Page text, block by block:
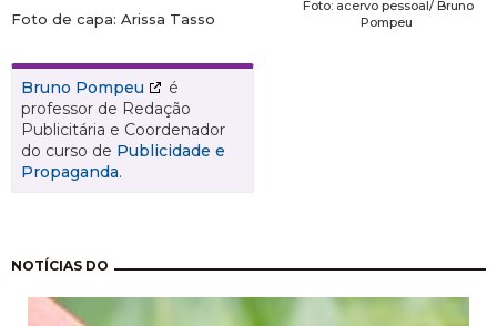
Foto: acervo pessoal/ Bruno
Pompeu
Bruno Pompeu
é
professor de Redação
Publicitária e Coordenador
do curso de Publicidade e
Propaganda.
Foto de capa: Arissa Tasso
NOTÍCIAS DO
Paginação